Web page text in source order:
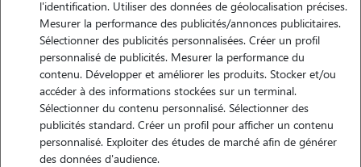
ayant des chats, chien et cochons d'inde, les animaux n'ont plus
aucun secrets pour moi. je vous propose donc mes services pour
m'occuper de vos animaux: chiens, chats et rongeurs pendant votre
absence.? je suis disponible du lundi au vendredi matin midi et soir
Expérience
l'identification. Utiliser des données de géolocalisation précises.
Mesurer la performance des publicités/annonces publicitaires.
Sélectionner des publicités personnalisées. Créer un profil
personnalisé de publicités. Mesurer la performance du
contenu. Développer et améliorer les produits. Stocker et/ou
accéder à des informations stockées sur un terminal.
Sélectionner du contenu personnalisé. Sélectionner des
publicités standard. Créer un profil pour afficher un contenu
personnalisé. Exploiter des études de marché afin de générer
des données d'audience.